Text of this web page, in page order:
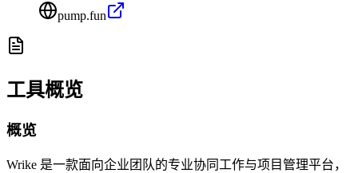
pump.fun
工具概览
概览
Wrike 是一款面向企业团队的专业协同工作与项目管理平台，